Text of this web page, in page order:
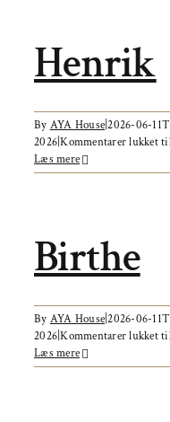
Henrik
By AYA House|2026-06-
2026|Kommentarer lukkettil
Læs mere
Birthe
By AYA House|2026-06-
2026|Kommentarer lukkettil
Læs mere